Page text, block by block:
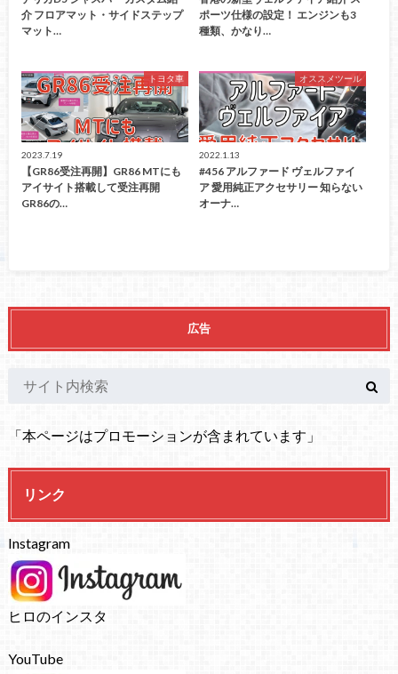
介 フロアマット・サイドステップ
マット…
ポーツ仕様の設定！ エンジンも3
種類、かなり…
トヨタ車
2023.7.19
【GR86受注再開】GR86 MTにも
アイサイト搭載して受注再開
GR86の…
オススメツール
2022.1.13
#456 アルファード ヴェルファイ
ア 愛用純正アクセサリー 知らない
オーナ…
広告
「本ページはプロモーションが含まれています」
リンク
Instagram
ヒロのインスタ
YouTube